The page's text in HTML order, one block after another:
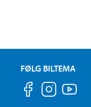
FØLG BILTEMA